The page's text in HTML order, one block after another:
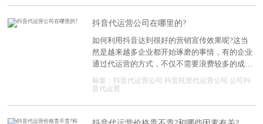
抖音代运营公司在哪里的?
如何利用抖音达到很好的营销宣传效果呢?这当
然是越来越多企业都开始琢磨的事情，有的企业
通过代运营的方式，不仅不需要浪费较多的成
本，而且还能有着满意的运营效果，而有些企业
却一直在为了运营的难题烦恼不已。如果觉得代
标签： 抖音代运营公司 抖音托管代运营公司 公司抖
音代运营